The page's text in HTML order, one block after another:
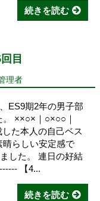
続きを読む
目
理者
ES9期2年の男子部
××○×｜○×○○｜
た本人の自己ベス
晴らしい安定感で
した。 連日の好結
【4...
続きを読む